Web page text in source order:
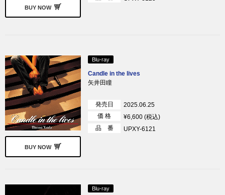
BUY NOW
BUY NOW
Blu-ray
Candle in the lives
矢井田瞳
発売日
2025.06.25
価 格
¥6,600 (税込)
品 番
UPXY-6121
Blu-ray